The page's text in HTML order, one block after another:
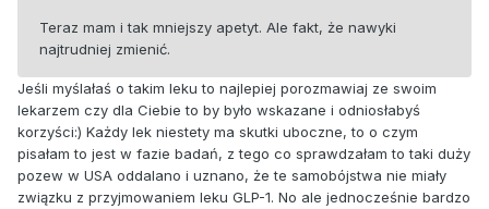
Teraz mam i tak mniejszy apetyt. Ale fakt, że nawyki
najtrudniej zmienić.
Jeśli myślałaś o takim leku to najlepiej porozmawiaj ze swoim
lekarzem czy dla Ciebie to by było wskazane i odniosłabyś
korzyści:) Każdy lek niestety ma skutki uboczne, to o czym
pisałam to jest w fazie badań, z tego co sprawdzałam to taki duży
pozew w USA oddalano i uznano, że te samobójstwa nie miały
związku z przyjmowaniem leku GLP-1. No ale jednocześnie bardzo